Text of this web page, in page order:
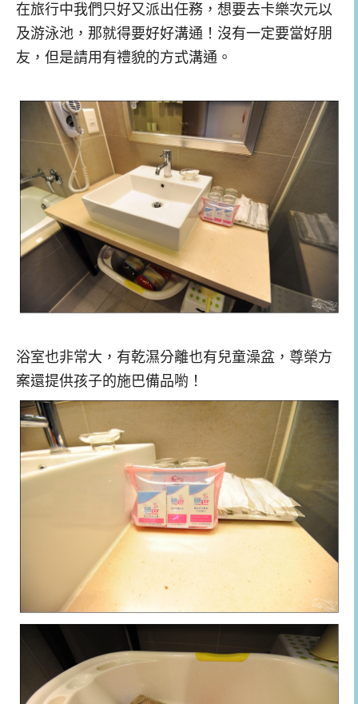
在旅行中我們只好又派出任務，想要去卡樂次元以
及游泳池，那就得要好好溝通！沒有一定要當好朋
友，但是請用有禮貌的方式溝通。
浴室也非常大，有乾濕分離也有兒童澡盆，尊榮方
案還提供孩子的施巴備品喲！